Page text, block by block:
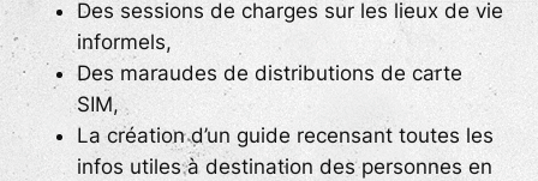
Des sessions de charges sur les lieux de vie
informels,
Des maraudes de distributions de carte
SIM,
La création d’un guide recensant toutes les
infos utiles à destination des personnes en